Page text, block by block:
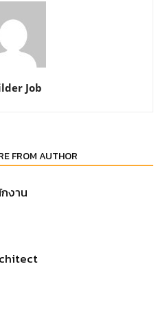
Job
FROM AUTHOR
งาน